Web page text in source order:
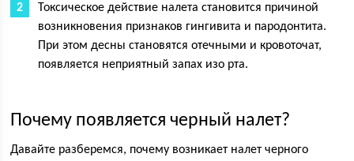
Токсическое действие налета становится причиной
возникновения признаков гингивита и пародонтита.
При этом десны становятся отечными и кровоточат,
появляется неприятный запах изо рта.
Почему появляется черный налет?
Давайте разберемся, почему возникает налет черного